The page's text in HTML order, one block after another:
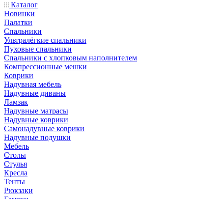
Каталог
Новинки
Палатки
Спальники
Ультралёгкие спальники
Пуховые спальники
Спальники с хлопковым наполнителем
Компрессионные мешки
Коврики
Надувная мебель
Надувные диваны
Ламзак
Надувные матрасы
Надувные коврики
Самонадувные коврики
Надувные подушки
Мебель
Столы
Стулья
Кресла
Тенты
Рюкзаки